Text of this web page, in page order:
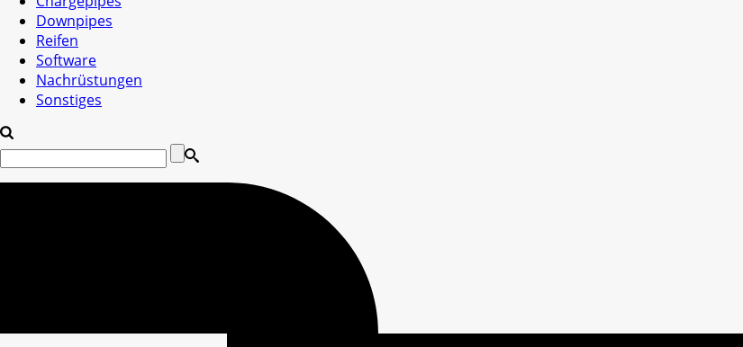
Downpipes
Reifen
Software
Nachrüstungen
Sonstiges